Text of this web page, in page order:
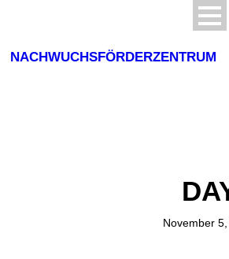
NACHWUCHSFÖRDERZENTRUM
November